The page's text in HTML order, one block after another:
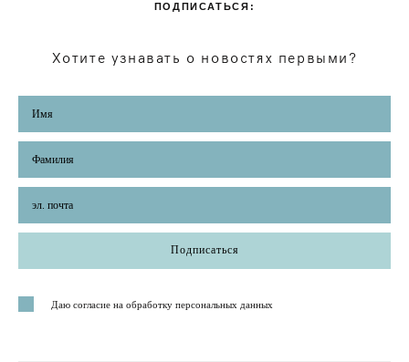
ПОДПИСАТЬСЯ:
Хотите узнавать о новостях первыми?
Подписаться
Даю согласие на обработку персональных данных